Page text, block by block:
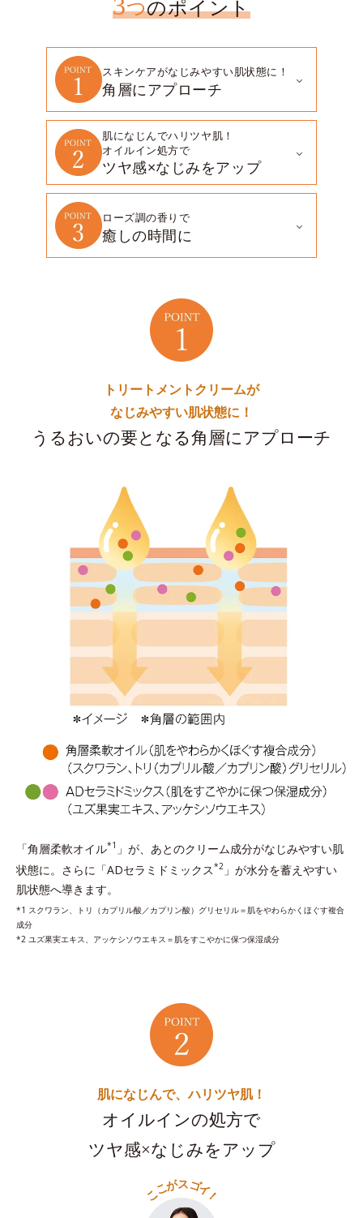
つのポイント
スキンケアがなじみやすい肌状態に！
角層にアプローチ
肌になじんでハリツヤ肌！
オイルイン処方で
ツヤ感×なじみをアップ
ローズ調の香りで
癒しの時間に
トリートメントクリームが
なじみやすい肌状態に！
うるおいの要となる角層にアプローチ
「角層柔軟オイル*1 」が、あとのクリーム成分がなじみやすい肌
状態に。さらに「ADセラミドミックス*2 」が水分を蓄えやすい
肌状態へ導きます。
*1 スクワラン、トリ（カプリル酸／カプリン酸）グリセリル＝肌をやわらかくほぐす複合
成分
*2 ユズ果実エキス、アッケシソウエキス＝肌をすこやかに保つ保湿成分
肌になじんで、ハリツヤ肌！
オイルインの処方で
ツヤ感×なじみをアップ
ここがスゴイ
！